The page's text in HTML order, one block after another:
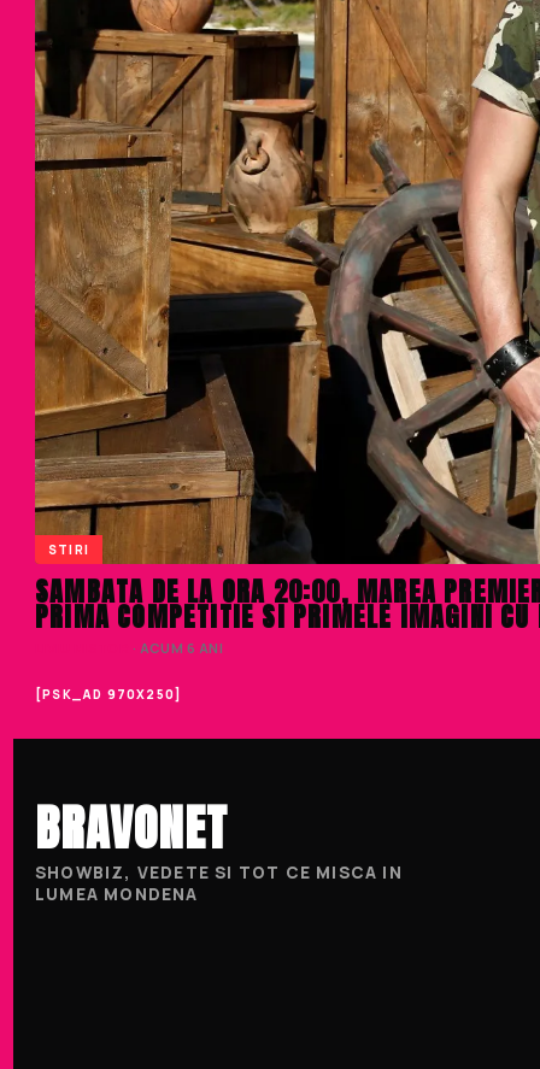
STIRI
SAMBATA DE LA ORA 20:00, MAREA
PRIMA COMPETITIE SI PRIMELE IMAGINI
· ACUM 6 ANI
[PSK_AD 970X250]
BRAVONET
SHOWBIZ, VEDETE SI TOT CE MISCA IN
LUMEA MONDENA